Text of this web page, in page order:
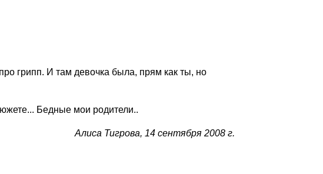
грипп. И там девочка была, прям как ты, но
Бедные мои родители..
Алиса Тигрова, 14 сентября 2008 г.